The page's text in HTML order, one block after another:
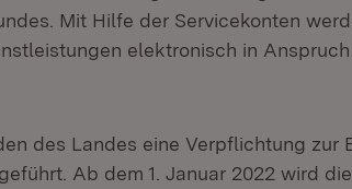
Mit Hilfe der Servicekonten
elektronisch in
des Landes eine Verpflichtung zur
Ab dem 1. Januar 2022 wird die